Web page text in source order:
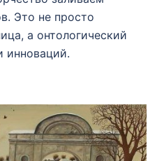
Это не просто
а онтологический
инноваций.